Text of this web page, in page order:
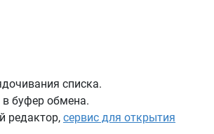
списка.
в буфер обмена.
редактор, сервис для открытия